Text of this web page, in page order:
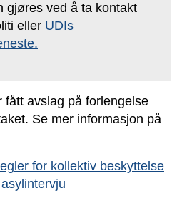
gjøres ved å ta kontakt
eller UDIs
fått avslag på forlengelse
Se mer informasjon på
for kollektiv beskyttelse